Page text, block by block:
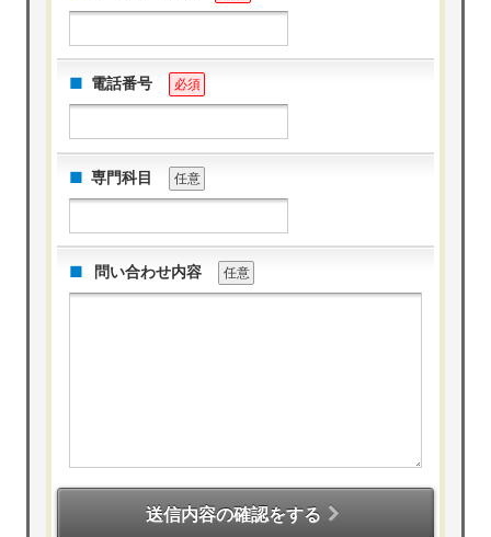
電話番号 必須
専門科目 任意
問い合わせ内容 任意
送信内容の確認をする